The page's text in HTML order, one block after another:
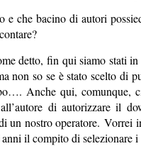
e che bacino di autori
detto, fin qui siamo stati
non so se è stato scelto di
Anche qui, comunque,
di autorizzare il
un nostro operatore.
il compito di selezionare